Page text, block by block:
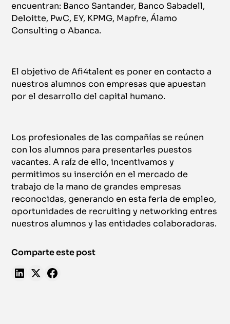
encuentran: Banco Santander, Banco Sabadell,
Deloitte, PwC, EY, KPMG, Mapfre, Álamo
Consulting o Abanca.
El objetivo de Afi4talent es poner en contacto a
nuestros alumnos con empresas que apuestan
por el desarrollo del capital humano.
Los profesionales de las compañías se reúnen
con los alumnos para presentarles puestos
vacantes. A raíz de ello, incentivamos y
permitimos su inserción en el mercado de
trabajo de la mano de grandes empresas
reconocidas, generando en esta feria de empleo,
oportunidades de recruiting y networking entres
nuestros alumnos y las entidades colaboradoras.
Comparte este post